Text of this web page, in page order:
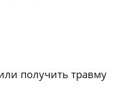
получить травму